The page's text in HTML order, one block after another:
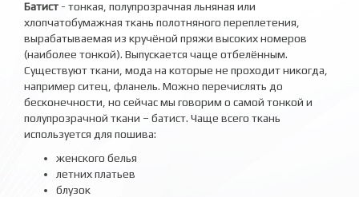
Батист - тонкая, полупрозрачная льняная или
хлопчатобумажная ткань полотняного переплетения,
вырабатываемая из кручёной пряжи высоких номеров
(наиболее тонкой). Выпускается чаще отбелённым.
Существуют ткани, мода на которые не проходит никогда,
например ситец, фланель. Можно перечислять до
бесконечности, но сейчас мы говорим о самой тонкой и
полупрозрачной ткани – батист. Чаще всего ткань
используется для пошива:
женского белья
летних платьев
блузок